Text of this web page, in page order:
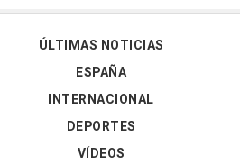
ÚLTIMAS NOTICIAS
ESPAÑA
INTERNACIONAL
DEPORTES
VÍDEOS